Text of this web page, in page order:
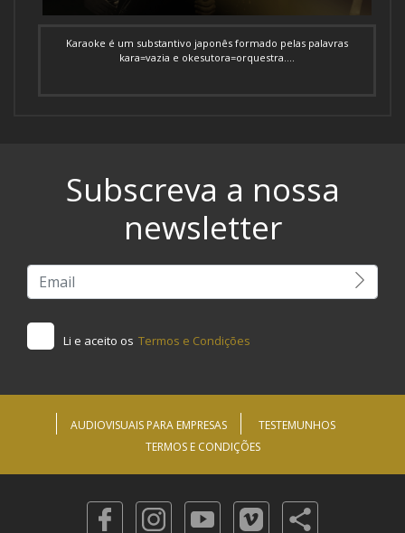
Karaoke é um substantivo japonês formado pelas palavras
kara=vazia e okesutora=orquestra....
Subscreva a nossa
newsletter
Li e aceito os Termos e Condições
AUDIOVISUAIS PARA EMPRESAS
TESTEMUNHOS
TERMOS E CONDIÇÕES